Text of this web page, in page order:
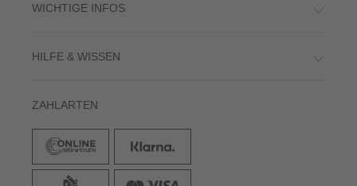
WICHTIGE INFOS
HILFE & WISSEN
ZAHLARTEN